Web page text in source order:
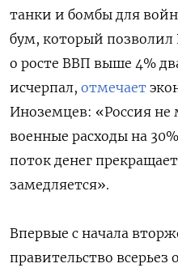
танки и бомбы для
бум, который позволил
о росте ВВП выше 4%
исчерпал, отмечает
Иноземцев: «Россия
военные расходы на
поток денег
замедляется».
Впервые с начала
правительство всерьез